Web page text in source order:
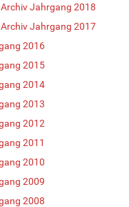
Jahrgang 2018
Jahrgang 2017
2016
2015
2014
2013
2012
2011
2010
2009
2008